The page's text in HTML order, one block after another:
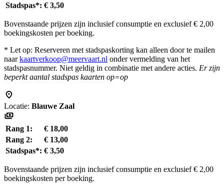
Stadspas*: € 3,50
Bovenstaande prijzen zijn inclusief consumptie en exclusief € 2,00
boekingskosten per boeking.
* Let op: Reserveren met stadspaskorting kan alleen door te mailen
naarkaartverkoop@meervaart.nl onder vermelding van het
stadspasnummer. Niet geldig in combinatie met andere acties. Er zijn
beperkt aantal stadspas kaarten op=op
Locatie: Blauwe Zaal
Rang 1:
€ 18,00
Rang 2:
€ 13,00
Stadspas*: € 3,50
Bovenstaande prijzen zijn inclusief consumptie en exclusief € 2,00
boekingskosten per boeking.